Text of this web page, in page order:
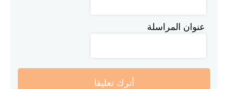
عنوان المراسلة
أترك تعليقا